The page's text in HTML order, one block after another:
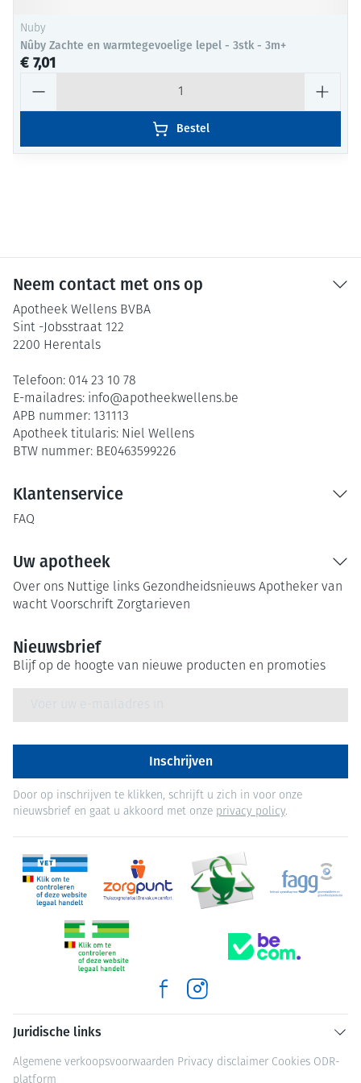
Nuby
Nûby Zachte en warmtegevoelige lepel - 3stk - 3m+
€ 7,01
Bestel
Neem contact met ons op
Apotheek Wellens BVBA
Sint -Jobsstraat 122
2200 Herentals
Telefoon: 014 23 10 78
E-mailadres: info@apotheekwellens.be
APB nummer: 131113
Apotheek titularis: Niel Wellens
BTW nummer: BE0463599226
Klantenservice
FAQ
Uw apotheek
Over ons Nuttige links Gezondheidsnieuws Apotheker van
wacht Voorschrift Zorgtarieven
Nieuwsbrief
Blijf op de hoogte van nieuwe producten en promoties
Inschrijven
Door op inschrijven te klikken, schrijft u zich in voor onze
nieuwsbrief en gaat u akkoord met onze privacy policy.
Juridische links
Algemene verkoopsvoorwaarden Privacy disclaimer Cookies ODR-
platform